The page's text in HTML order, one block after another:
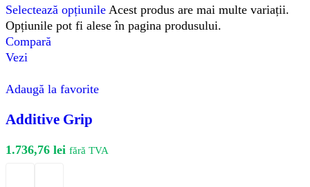
Selectează opțiunile Acest produs are mai multe variații.
Opțiunile pot fi alese în pagina produsului.
Compară
Vezi
Adaugă la favorite
Additive Grip
1.736,76 lei fără TVA